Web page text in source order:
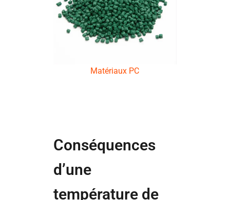
Matériaux PC
Conséquences
d’une
température de